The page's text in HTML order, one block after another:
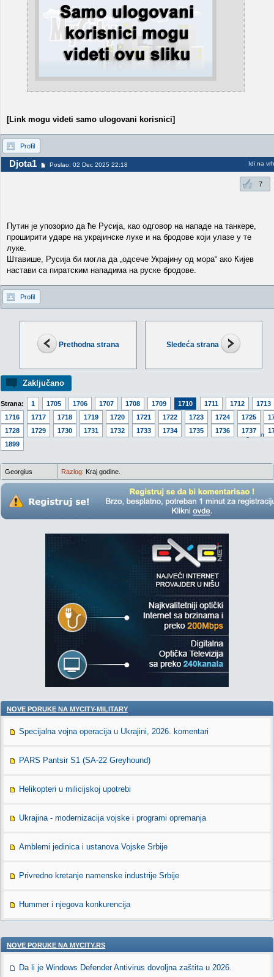
Prethodna strana Sledeća strana
Zaključano
Strana: 1 1705 1706 1707 1708 1709 1710 1711 1712
1713
1716
1717 1718 1719 1720 1721 1722 1723 1724 1725
1728
1729 1730 1731 1732 1733 1734 1735 1736 1737
1899
Idi na
[Link mogu videti samo ulogovani korisnici]
Profil
Djota1 Poslao: 02 Dec 2025 22:18 Idi na vrh
7
Путин је упозорио да ће Русија, као одговор на нападе на танкере,
проширити ударе на украјинске луке и на бродове који улазе у те
луке.
Штавише, Русија би могла да „одсече Украјину од мора“ ако Кијев
настави са пиратским нападима на руске бродове.
Profil
Georgius Razlog: Kraj godine.
NOVE PORUKE NA MYCITY-MILITARY
Specijalna vojna operacija u Ukrajini, 2026. komentari
PARS Pantsir S1 (SA-22 Greyhound)
Helikopteri u milicijskoj upotrebi
Ukrajina - modernizacija vojske i programi opremanja
Amblemi jedinica i ustanova Vojske Srbije
Privredno kretanje namenske industrije Srbije
Hummer i njegova konkurencija
NOVE PORUKE NA MYCITY.RS
Da li je Windows Defender Antivirus dovoljna zaštita u 2026.